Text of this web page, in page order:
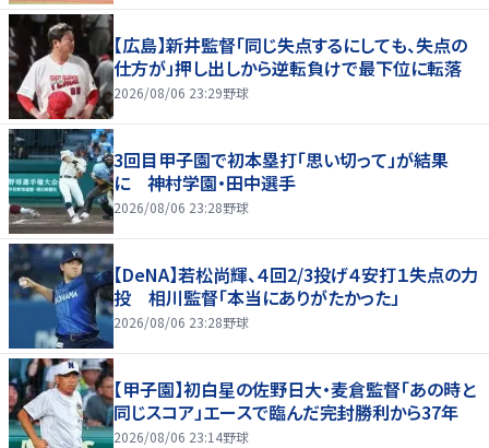
【広島】新井監督「同じ失点するにしても、失点の
仕方が」押し出しから逆転負けで最下位に転落
2026/08/06 23:29野球
3回目甲子園で初本塁打「思い切って」が結果
に 神村学園・田中選手
2026/08/06 23:28野球
【DeNA】若松尚輝、４回2/3投げ４安打１失点の力
投 相川監督「本当にありがたかった」
2026/08/06 23:28野球
【甲子園】初白星の佐野日大・麦倉監督「あの時と
同じスコア」エースで臨んだ完封勝利から37年
2026/08/06 23:14野球